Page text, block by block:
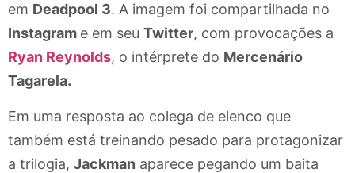
em Deadpool 3. A imagem foi compartilhada no
Instagram e em seu Twitter, com provocações a
Ryan Reynolds, o intérprete do Mercenário
Tagarela.
Em uma resposta ao colega de elenco que
também está treinando pesado para protagonizar
a trilogia, Jackman aparece pegando um baita